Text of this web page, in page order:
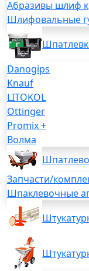
Абразивы шлиф
Шлифовальные
Danogips
Knauf
LITOKOL
Ottinger
Promix +
Волма
Запчасти/
Шпаклевочные